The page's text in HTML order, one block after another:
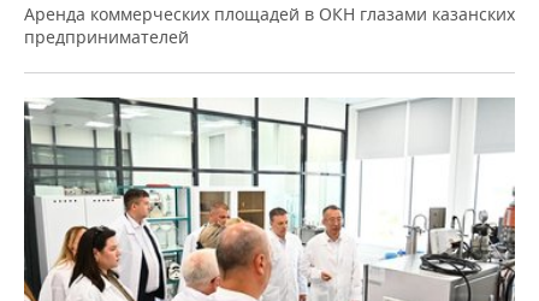
Аренда коммерческих площадей в ОКН глазами казанских
предпринимателей